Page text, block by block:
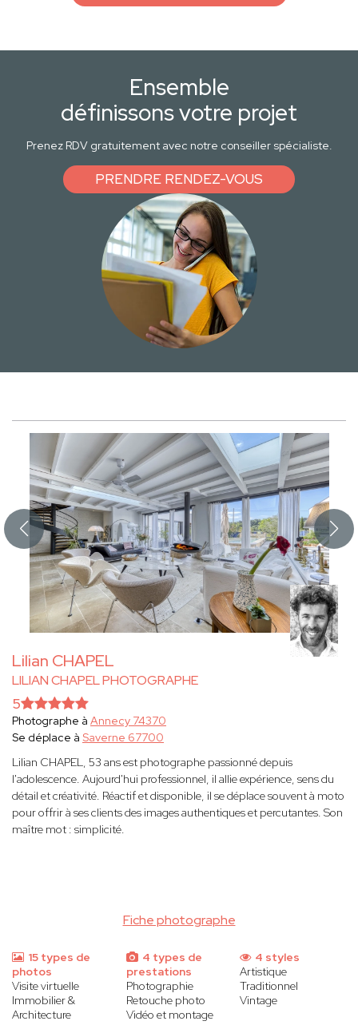
Ensemble
définissons votre projet
Prenez RDV gratuitement avec notre conseiller spécialiste.
PRENDRE RENDEZ-VOUS
Lilian CHAPEL
LILIAN CHAPEL PHOTOGRAPHE
Fiche photographe
5
Photographe à Annecy 74370
Se déplace à Saverne 67700
Lilian CHAPEL, 53 ans est photographe passionné depuis
l'adolescence. Aujourd'hui professionnel, il allie expérience, sens du
détail et créativité. Réactif et disponible, il se déplace souvent à moto
pour offrir à ses clients des images authentiques et percutantes. Son
maître mot : simplicité.
15 types de
photos
Visite virtuelle
Immobilier &
Architecture
4 types de
prestations
Photographie
Retouche photo
Vidéo et montage
4 styles
Artistique
Traditionnel
Vintage